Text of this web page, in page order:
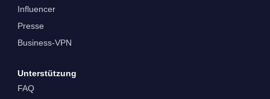
Influencer
Presse
Business-VPN
Unterstützung
FAQ